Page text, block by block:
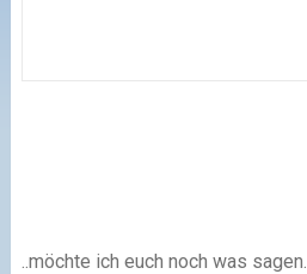
..möchte ich euch noch was sagen.